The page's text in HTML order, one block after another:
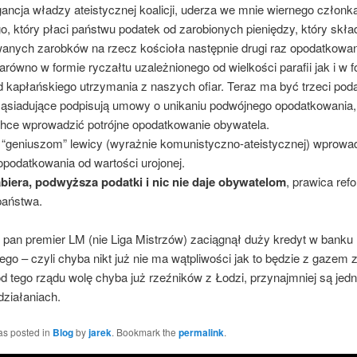
władzy ateistycznej koalicji, uderza we mnie wiernego
który płaci państwu podatek od zarobionych pieniędzy, który
zarobków na rzecz kościoła następnie drugi raz
w formie ryczałtu uzależnionego od wielkości parafii jak i w
kapłańskiego utrzymania z naszych ofiar. Teraz ma być trzeci
podpisują umowy o unikaniu podwójnego
wprowadzić potrójne opodatkowanie obywatela.
lewicy (wyrażnie komunistyczno-ateistycznej)
od wartości urojonej.
podwyższa podatki i nic nie daje obywatelom, prawica
pan premier LM (nie Liga Mistrzów) zaciągnął duży kredyt w banku
– czyli chyba nikt już nie ma wątpliwości jak to będzie z gazem
tego rządu wolę chyba już rzeźników z Łodzi, przynajmniej są
posted in Blogbyjarek. Bookmark the permalink.